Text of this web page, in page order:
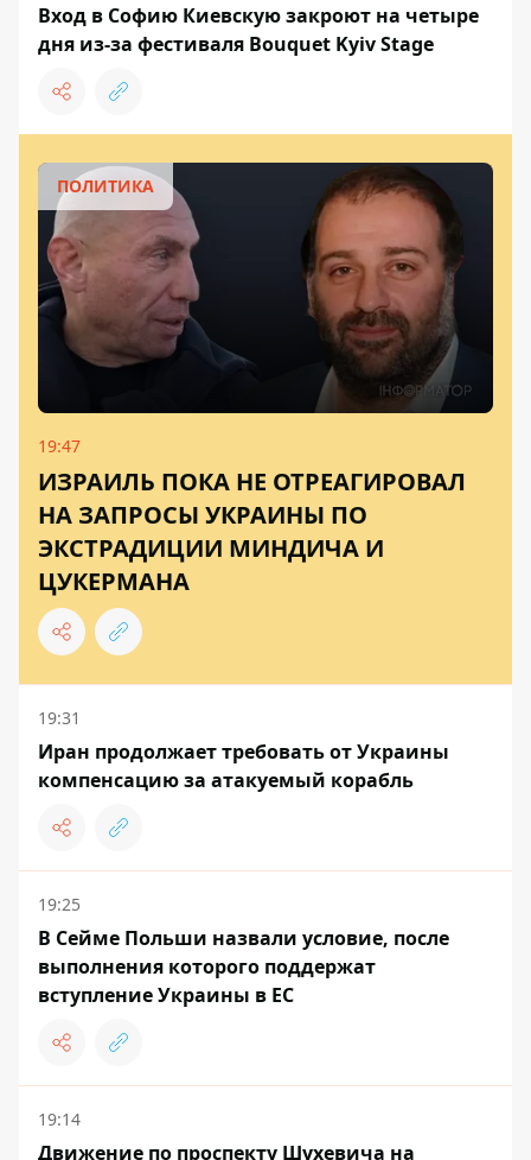
Вход в Софию Киевскую закроют на четыре
дня из-за фестиваля Bouquet Kyiv Stage
ПОЛИТИКА
19:47
ИЗРАИЛЬ ПОКА НЕ ОТРЕАГИРОВАЛ
НА ЗАПРОСЫ УКРАИНЫ ПО
ЭКСТРАДИЦИИ МИНДИЧА И
ЦУКЕРМАНА
19:31
Иран продолжает требовать от Украины
компенсацию за атакуемый корабль
19:25
В Сейме Польши назвали условие, после
выполнения которого поддержат
вступление Украины в ЕС
19:14
Движение по проспекту Шухевича на